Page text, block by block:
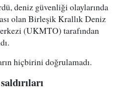
deniz güvenliği olaylarında
olan Birleşik Krallık Deniz
(UKMTO) tarafından
hiçbirini doğrulamadı.